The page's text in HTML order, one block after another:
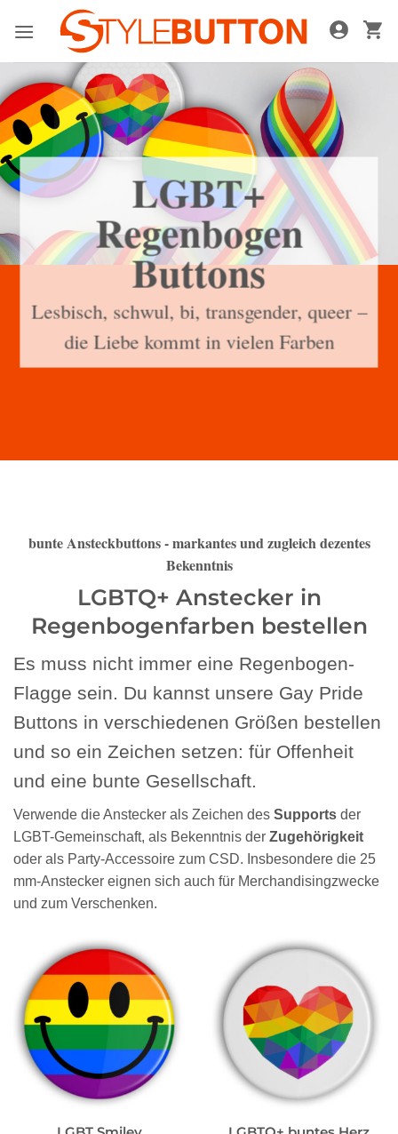
Inhalt
LGBT+
Regenbogen
Buttons
Lesbisch, schwul, bi, transgender, queer –
die Liebe kommt in vielen Farben
bunte Ansteckbuttons - markantes und zugleich dezentes
Bekenntnis
LGBTQ+ Anstecker in
Regenbogenfarben bestellen
Es muss nicht immer eine Regenbogen-
Flagge sein. Du kannst unsere Gay Pride
Buttons in verschiedenen Größen bestellen
und so ein Zeichen setzen: für Offenheit
und eine bunte Gesellschaft.
Verwende die Anstecker als Zeichen des Supports der
LGBT-Gemeinschaft, als Bekenntnis der Zugehörigkeit
oder als Party-Accessoire zum CSD. Insbesondere die 25
mm-Anstecker eignen sich auch für Merchandisingzwecke
und zum Verschenken.